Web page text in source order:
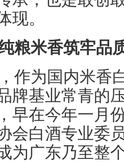
现。
粮米香筑牢品
作为国内米香
牌基业常青的
早在今年一月
会白酒专业委
为广东乃至整